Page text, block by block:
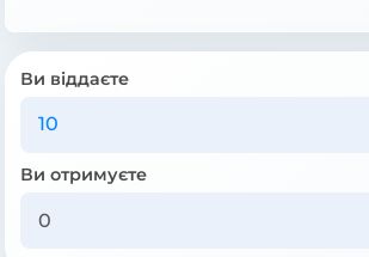
Ви віддаєте
Ви отримуєте